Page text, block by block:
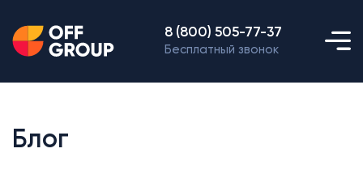
8 (800) 505-77-37
Бесплатный звонок
Блог